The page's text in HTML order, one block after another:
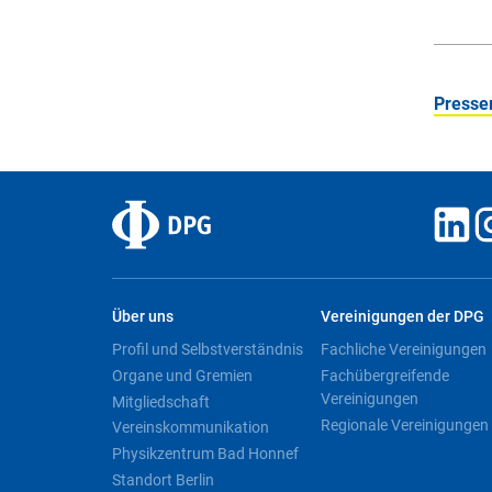
Über uns
Profil und Selbstverständnis
Organe und Gremien
Mitgliedschaft
Vereinskommunikation
Physikzentrum Bad Honnef
Standort Berlin
Vereinigungen der DPG
Fachliche Vereinigungen
Fachübergreifende
Vereinigungen
Regionale Vereinigungen